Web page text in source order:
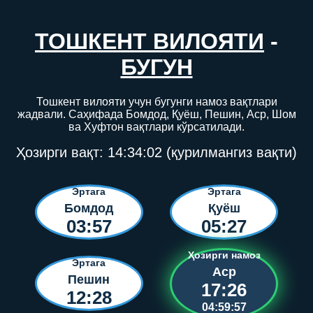
ТОШКЕНТ ВИЛОЯТИ -
БУГУН
Тошкент вилояти учун бугунги намоз вақтлари
жадвали. Саҳифада Бомдод, Қуёш, Пешин, Аср, Шом
ва Хуфтон вақтлари кўрсатилади.
Ҳозирги вақт: 14:34:02 (қурилмангиз вақти)
Эртага
Бомдод
03:57
Эртага
Қуёш
05:27
Эртага
Пешин
12:28
Ҳозирги намоз
Аср
17:26
04:59:57